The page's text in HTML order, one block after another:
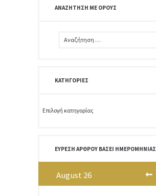
ΑΝΑΖΉΤΗΣΗ ΜΕ ΌΡΟΥΣ
ΚΑΤΗΓΟΡΊΕΣ
Κατηγορίες
ΕΎΡΕΣΗ ΆΡΘΡΟΥ ΒΆΣΕΙ ΗΜΕΡΟΜΗΝΊΑΣ
August 26